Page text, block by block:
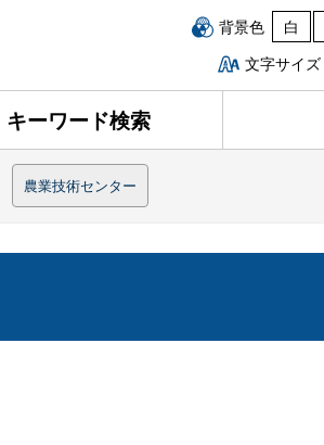
背景色 白
文字サイズ
キーワード検索
農業技術センター